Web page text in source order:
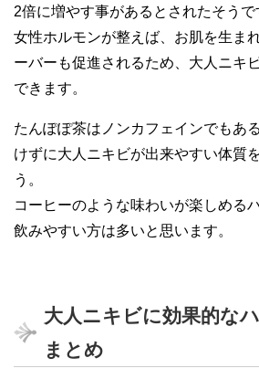
2倍に増やす事があるとされたそうで
女性ホルモンが整えば、お肌を生ま
ーバーも促進されるため、大人ニキ
できます。
たんぽぽ茶はノンカフェインでもあ
けずに大人ニキビが出来やすい体質
う。
コーヒーのような味わいが楽しめる
飲みやすい方は多いと思います。
大人ニキビに効果的な
まとめ